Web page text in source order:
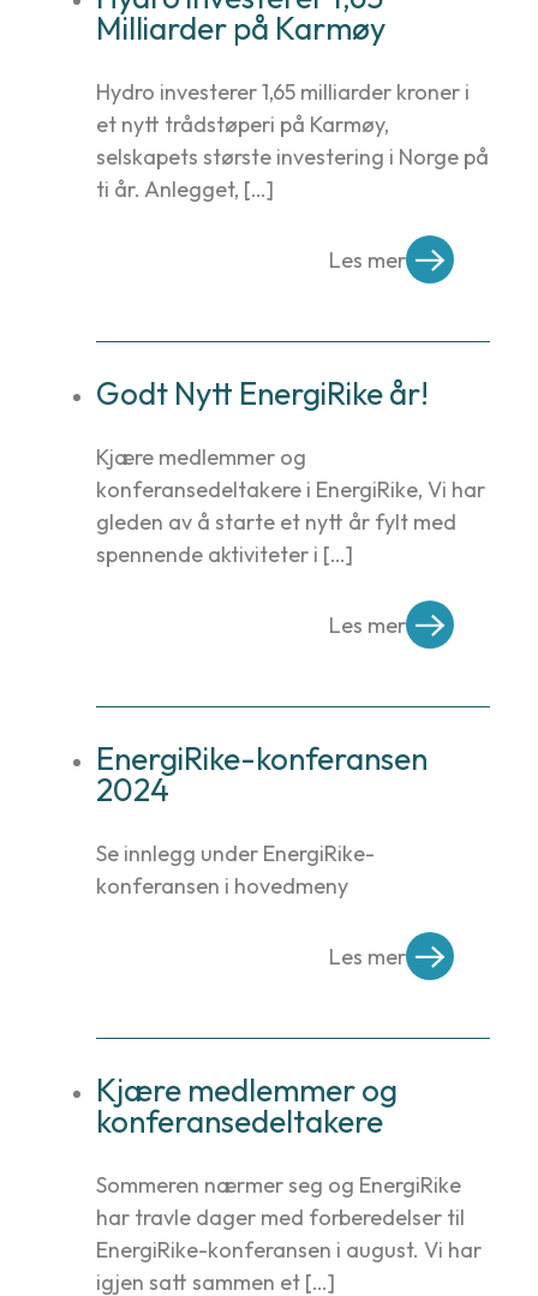
Milliarder på Karmøy
Hydro investerer 1,65 milliarder kroner i
et nytt trådstøperi på Karmøy,
selskapets største investering i Norge på
ti år. Anlegget, […]
Les mer
Godt Nytt EnergiRike år!
Kjære medlemmer og
konferansedeltakere i EnergiRike, Vi har
gleden av å starte et nytt år fylt med
spennende aktiviteter i […]
Les mer
EnergiRike-konferansen
2024
Se innlegg under EnergiRike-
konferansen i hovedmeny
Les mer
Kjære medlemmer og
konferansedeltakere
Sommeren nærmer seg og EnergiRike
har travle dager med forberedelser til
EnergiRike-konferansen i august. Vi har
igjen satt sammen et […]